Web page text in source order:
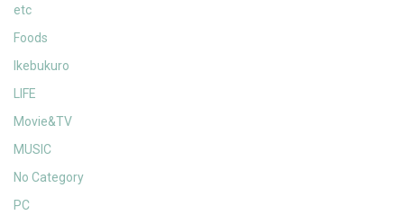
etc
Foods
Ikebukuro
LIFE
Movie&TV
MUSIC
No Category
PC